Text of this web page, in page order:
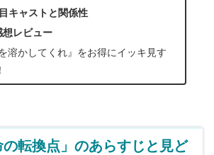
キャストと関係性
レビュー
溶かしてくれ』をお得にイッキ見す
転換点」のあらすじと見ど